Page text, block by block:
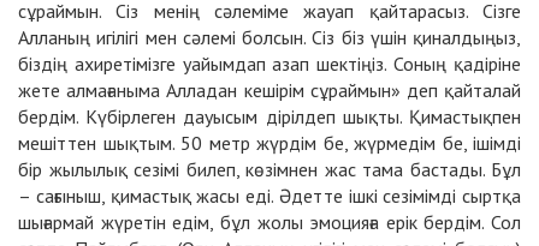
сұраймын. Сіз менің сәлеміме жауап қайтарасыз. Сізге
Алланың игілігі мен сәлемі болсын. Сіз біз үшін қиналдыңыз,
біздің ахиретімізге уайымдап азап шектіңіз. Соның қадіріне
жете алмағаныма Алладан кешірім сұраймын» деп қайталай
бердім. Күбірлеген дауысым дірілдеп шықты. Қимастықпен
мешіттен шықтым. 50 метр жүрдім бе, жүрмедім бе, ішімді
бір жылылық сезімі билеп, көзімнен жас тама бастады. Бұл
– сағыныш, қимастық жасы еді. Әдетте ішкі сезімімді сыртқа
шығармай жүретін едім, бұл жолы эмоцияға ерік бердім. Сол